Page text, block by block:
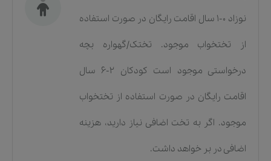
نوزاد ۰-۱ سال اقامت رایگان در صورت استفاده
از تختخواب موجود. تختک/گهواره بچه
درخواستی موجود است کودکان ۲-۶ سال
اقامت رایگان در صورت استفاده از تختخواب
موجود. اگر به تخت اضافی نیاز دارید، هزینه
اضافی در بر خواهد داشت.